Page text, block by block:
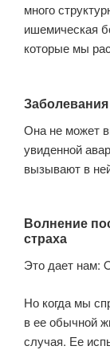
много
ишемическая
которые мы
Она не может
увиденной
вызывают в
Волнение
страха
Это дает нам:
Но когда мы
в ее обычной
случая. Ее